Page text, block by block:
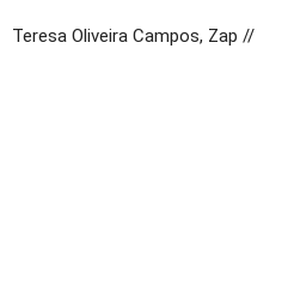
Teresa Oliveira Campos, Zap //